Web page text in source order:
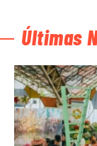
Últimas